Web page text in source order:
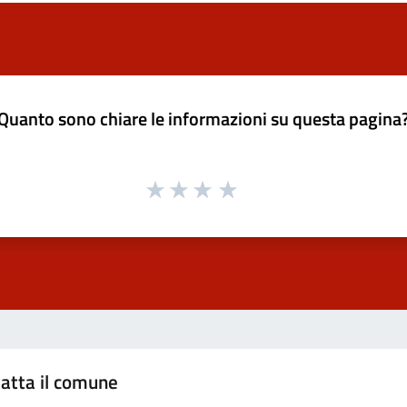
sono chiare le informazioni su questa
il comune